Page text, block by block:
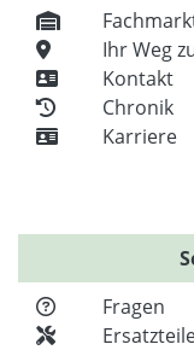
Ihr Weg
Kontakt
Chronik
Karriere
Fragen